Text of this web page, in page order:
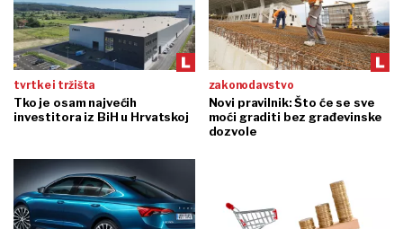
tvrtke i tržišta
Tko je osam najvećih
investitora iz BiH u Hrvatskoj
zakonodavstvo
Novi pravilnik: Što će se sve
moći graditi bez građevinske
dozvole